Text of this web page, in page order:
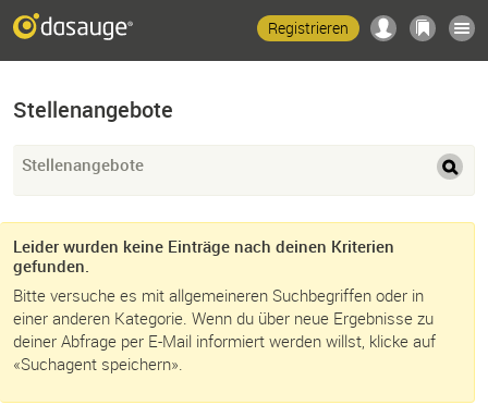
Registrieren
Stellenangebote
Stellenangebote
Leider wurden keine Einträge nach deinen Kriterien
gefunden.
Bitte versuche es mit allgemeineren Suchbegriffen oder in
einer anderen Kategorie. Wenn du über neue Ergebnisse zu
deiner Abfrage per E-Mail informiert werden willst, klicke auf
«Suchagent speichern».